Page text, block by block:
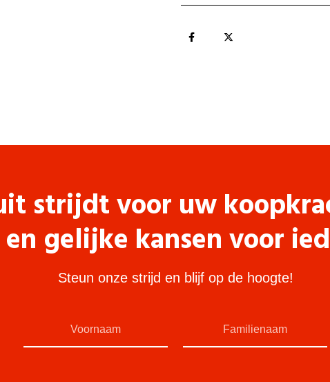
strijdt voor uw
gelijke kansen voor
Steun onze strijd en blijf op de hoogte!